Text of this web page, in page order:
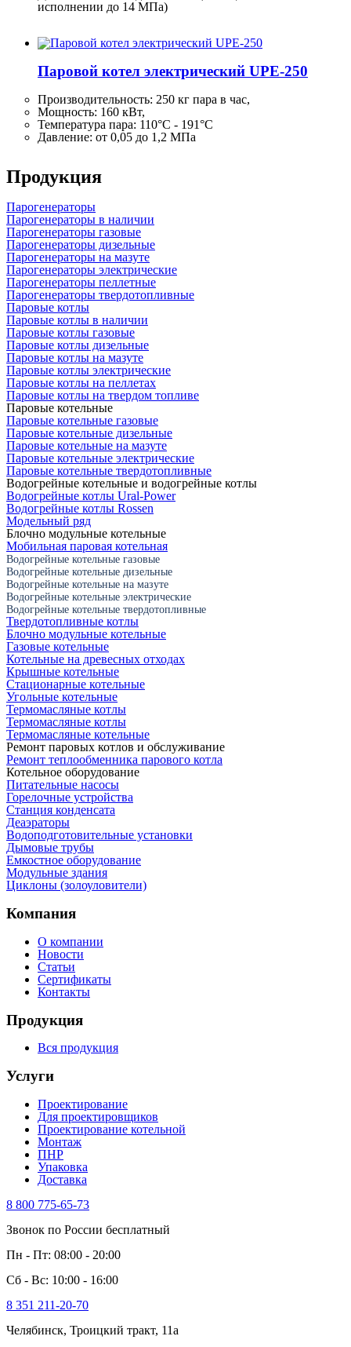
исполнении до 14 МПа)
Паровой котел электрический UPE-250
Производительность: 250 кг пара в час,
Мощность: 160 кВт,
Температура пара: 110°C - 191°C
Давление: от 0,05 до 1,2 МПа
Продукция
Парогенераторы
Парогенераторы в наличии
Парогенераторы газовые
Парогенераторы дизельные
Парогенераторы на мазуте
Парогенераторы электрические
Парогенераторы пеллетные
Парогенераторы твердотопливные
Паровые котлы
Паровые котлы в наличии
Паровые котлы газовые
Паровые котлы дизельные
Паровые котлы на мазуте
Паровые котлы электрические
Паровые котлы на пеллетах
Паровые котлы на твердом топливе
Паровые котельные
Паровые котельные газовые
Паровые котельные дизельные
Паровые котельные на мазуте
Паровые котельные электрические
Паровые котельные твердотопливные
Водогрейные котельные и водогрейные котлы
Водогрейные котлы Ural-Power
Водогрейные котлы Rossen
Модельный ряд
Блочно модульные котельные
Мобильная паровая котельная
Водогрейные котельные газовые
Водогрейные котельные дизельные
Водогрейные котельные на мазуте
Водогрейные котельные электрические
Водогрейные котельные твердотопливные
Твердотопливные котлы
Блочно модульные котельные
Газовые котельные
Котельные на древесных отходах
Крышные котельные
Стационарные котельные
Угольные котельные
Термомасляные котлы
Термомасляные котлы
Термомасляные котельные
Ремонт паровых котлов и обслуживание
Ремонт теплообменника парового котла
Котельное оборудование
Питательные насосы
Горелочные устройства
Станция конденсата
Деаэраторы
Водоподготовительные установки
Дымовые трубы
Емкостное оборудование
Mодульные здания
Циклоны (золоуловители)
Компания
О компании
Новости
Статьи
Сертификаты
Контакты
Продукция
Вся продукция
Услуги
Проектирование
Для проектировщиков
Проектирование котельной
Монтаж
ПНР
Упаковка
Доставка
8 800 775-65-73
Звонок по России бесплатный
Пн - Пт: 08:00 - 20:00
Сб - Вс: 10:00 - 16:00
8 351 211-20-70
Челябинск, Троицкий тракт, 11а